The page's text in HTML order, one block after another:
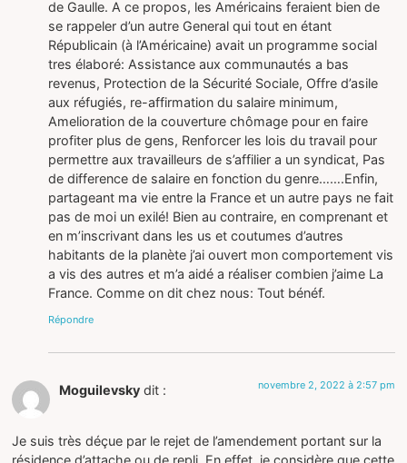
de Gaulle. A ce propos, les Américains feraient bien de
se rappeler d’un autre General qui tout en étant
Républicain (à l’Américaine) avait un programme social
tres élaboré: Assistance aux communautés a bas
revenus, Protection de la Sécurité Sociale, Offre d’asile
aux réfugiés, re-affirmation du salaire minimum,
Amelioration de la couverture chômage pour en faire
profiter plus de gens, Renforcer les lois du travail pour
permettre aux travailleurs de s’affilier a un syndicat, Pas
de difference de salaire en fonction du genre…….Enfin,
partageant ma vie entre la France et un autre pays ne fait
pas de moi un exilé! Bien au contraire, en comprenant et
en m’inscrivant dans les us et coutumes d’autres
habitants de la planète j’ai ouvert mon comportement vis
a vis des autres et m’a aidé a réaliser combien j’aime La
France. Comme on dit chez nous: Tout bénéf.
Répondre
Moguilevsky dit : novembre 2, 2022 à 2:57 pm
Je suis très déçue par le rejet de l’amendement portant sur la